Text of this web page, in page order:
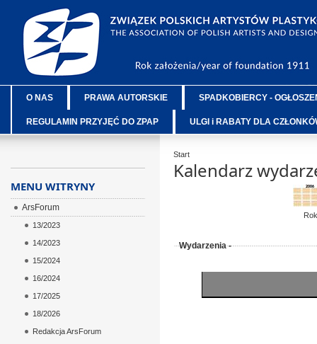
O NAS PRAWA AUTORSKIE SPADKOBIERCY -
REGULAMIN PRZYJĘĆ DO ZPAP ULGI i RABATY DLA
Start
Kalendarz
Rok
Wydarzenia -
MENU WITRYNY
ArsForum
13/2023
14/2023
15/2024
16/2024
17/2025
18/2026
Redakcja ArsForum